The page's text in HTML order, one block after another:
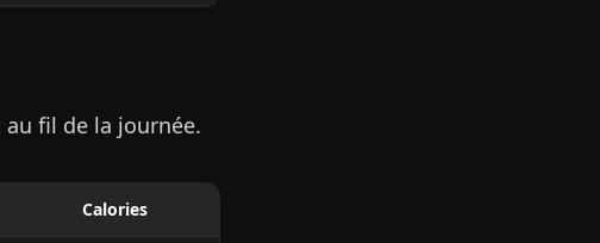
fil de la journée.
Calories